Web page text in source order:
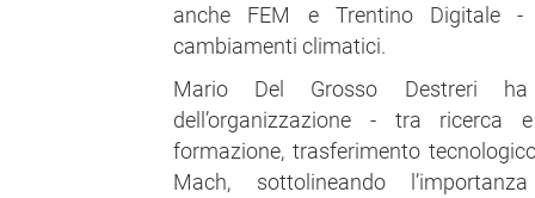
anche FEM e Trentino Digitale -
cambiamenti climatici.
Mario Del Grosso Destreri
dell’organizzazione - tra ricerca
formazione, trasferimento
Mach, sottolineando